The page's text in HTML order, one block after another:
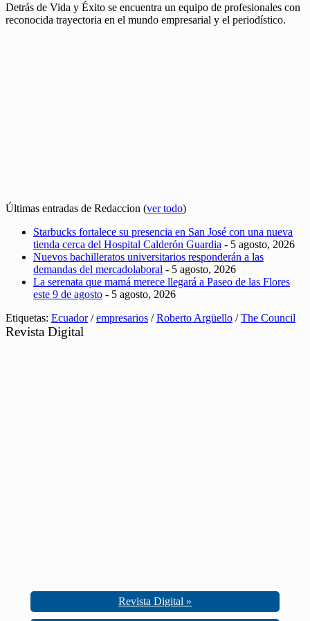
Detrás de Vida y Éxito se encuentra un equipo de profesionales con
reconocida trayectoria en el mundo empresarial y el periodístico.
Últimas entradas de Redaccion (ver todo)
Starbucks fortalece su presencia en San José con una nueva
tienda cerca del Hospital Calderón Guardia - 5 agosto, 2026
Nuevos bachilleratos universitarios responderán a las
demandas del mercadolaboral - 5 agosto, 2026
La serenata que mamá merece llegará a Paseo de las Flores
este 9 de agosto - 5 agosto, 2026
Etiquetas: Ecuador/empresarios /Roberto Argüello /The Council
Revista Digital
Revista Digital »